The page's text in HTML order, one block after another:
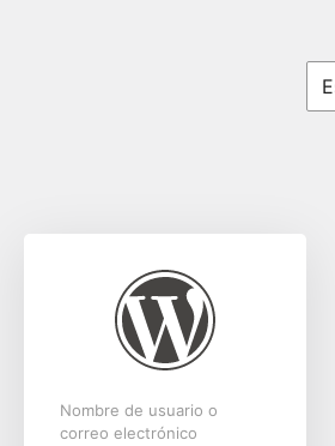
Nombre de usuario o
correo electrónico